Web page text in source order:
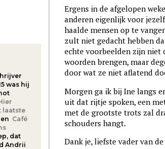
Ergens in de afgelopen
anderen eigenlijk voor
haalde mensen op te
zult niet gedacht hebben
echte voorbeelden zijn niet
woorden brengen, maar
door wat ze niet aflatend
Morgen ga ik bij Ine langs
uit dat rijtje spoken, een
met de grootste trots zal
schouders hangt.
Dank je, liefste vader van
was hij
laatste
en Café
dat
Andrii